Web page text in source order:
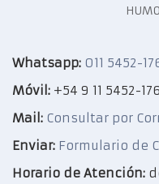
Whatsapp: 011 5452-
Móvil: +54 9 11 5452-
Mail: Consultar por
Enviar: Formulario de
Horario de Atención: